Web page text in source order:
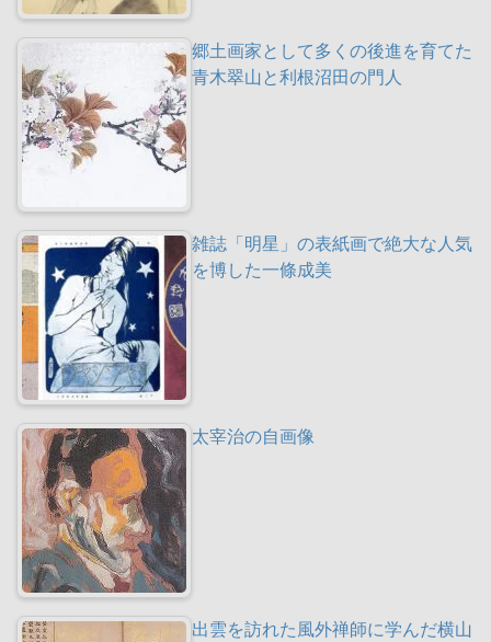
郷土画家として多くの後進を育てた
青木翠山と利根沼田の門人
雑誌「明星」の表紙画で絶大な人気
を博した一條成美
太宰治の自画像
出雲を訪れた風外禅師に学んだ横山